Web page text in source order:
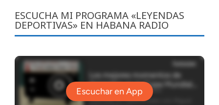
ESCUCHA MI PROGRAMA «LEYENDAS
DEPORTIVAS» EN HABANA RADIO